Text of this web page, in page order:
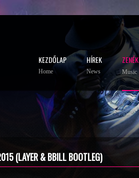
KEZDŐLAP
Home
HÍREK
News
ZENÉK
Music
(LAYER & BBILL BOOTLEG)